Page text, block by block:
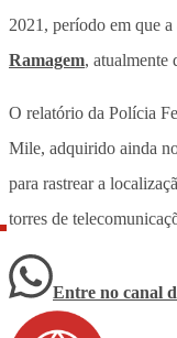
2021, período em que
Ramagem, atualmente
O relatório da Polícia
Mile, adquirido ainda
para rastrear a
torres de
Entre no canal